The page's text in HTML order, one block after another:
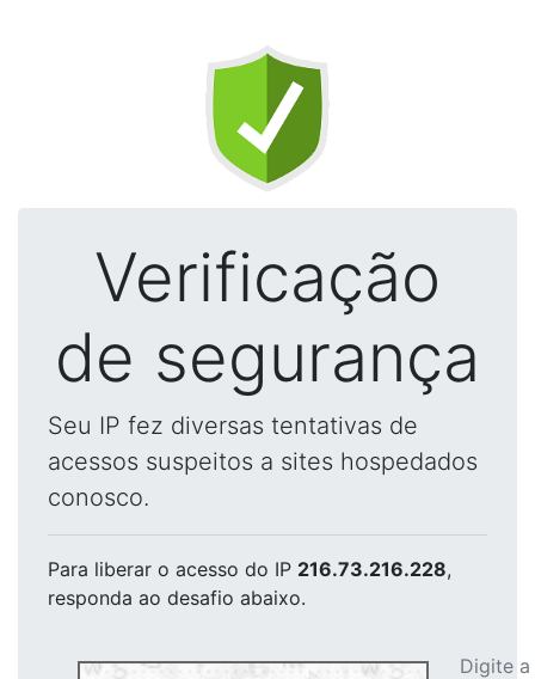
Verificação
de segurança
Seu IP fez diversas tentativas de
acessos suspeitos a sites hospedados
conosco.
Para liberar o acesso do IP 216.73.216.228,
responda ao desafio abaixo.
Digite